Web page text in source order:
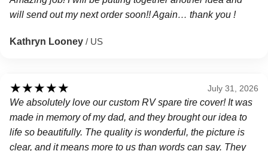
will send out my next order soon!! Again… thank you !
Kathryn Looney / US
★★★★★ July 31, 2026
We absolutely love our custom RV spare tire cover! It was
made in memory of my dad, and they brought our idea to
life so beautifully. The quality is wonderful, the picture is
clear, and it means more to us than words can say. They